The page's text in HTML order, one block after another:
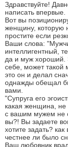
Здравствуйте!
написать впервые.
Вот вы
женщину, которую
простите если
Ваши слова:
интеллигентный,
да и муж хороший.
себе, может такой
это он и делал
однажды обещал
вами.
"Супруга его
какая женщина,
с вашим мужем не
вы?! Вы задаете
хотите задать?
честнее ли было
Ваш любовник